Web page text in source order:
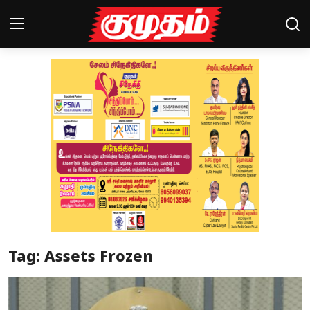
Magazines
Special Story
Tag: Assets Frozen